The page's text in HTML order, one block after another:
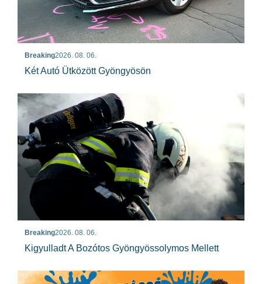
Breaking2026. 08. 06.
Két Autó Ütközött Gyöngyösön
Breaking2026. 08. 06.
Kigyulladt A Bozótos Gyöngyössolymos Mellett